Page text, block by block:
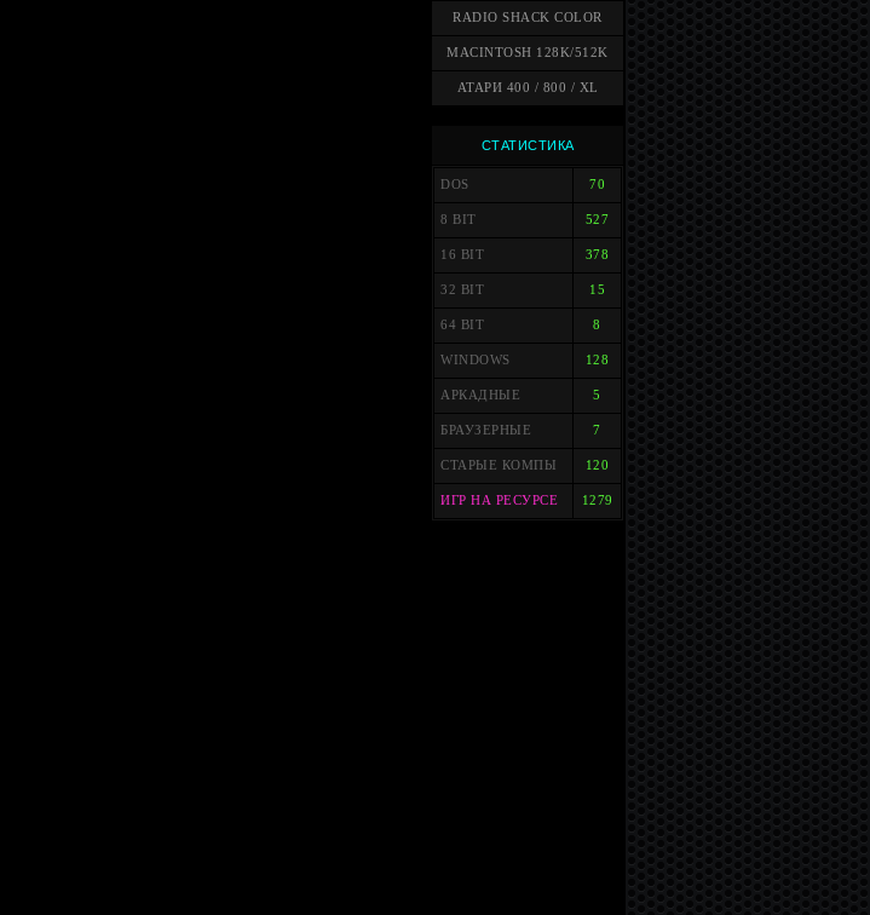
RADIO SHACK COLOR
MACINTOSH 128K/512K
АТАРИ 400 / 800 / XL
СТАТИСТИКА
DOS 70
8 BIT 527
16 BIT 378
32 BIT 15
64 BIT 8
WINDOWS 128
АРКАДНЫЕ 5
БРАУЗЕРНЫЕ 7
СТАРЫЕ КОМПЫ 120
ИГР НА РЕСУРСЕ 1279